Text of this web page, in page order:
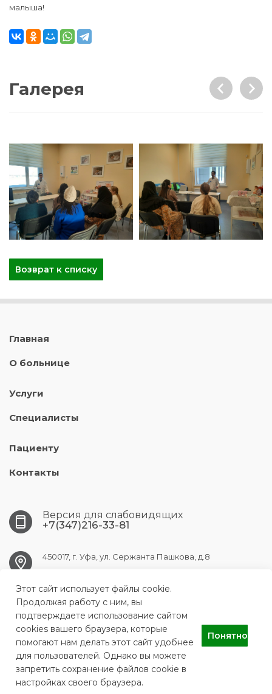
малыша!
Галерея
Возврат к списку
Главная
О больнице
Услуги
Специалисты
Пациенту
Контакты
Версия для слабовидящих
+7(347)216-33-81
450017, г. Уфа, ул. Сержанта Пашкова, д.8
ufa.gb9@doctorrb.ru
ГБУЗ РБ Городская клиническая больница №9 города Уфы
Этот сайт использует файлы cookie.
Продолжая работу с ним, вы
подтверждаете использование сайтом
cookies вашего браузера, которые
помогают нам делать этот сайт удобнее
для пользователей. Однако вы можете
запретить сохранение файлов cookie в
настройках своего браузера.
Понятно